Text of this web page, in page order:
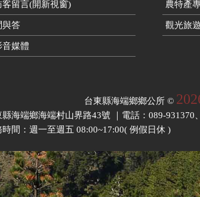
客留言(開新視窗)
與答
音媒體
農特產
觀光旅遊
台東縣海端鄉鄉公所 ©
縣海端鄉海端村山界路43號 ｜電話：089-931370
時間：週一至週五 08:00~17:00( 例假日休 )